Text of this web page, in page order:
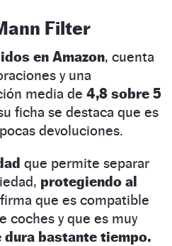
Filter
en Amazon, cuenta
y una
media de 4,8 sobre 5
ficha se destaca que es
devoluciones.
que permite separar
protegiendo al
que es compatible
coches y que es muy
dura bastante tiempo.